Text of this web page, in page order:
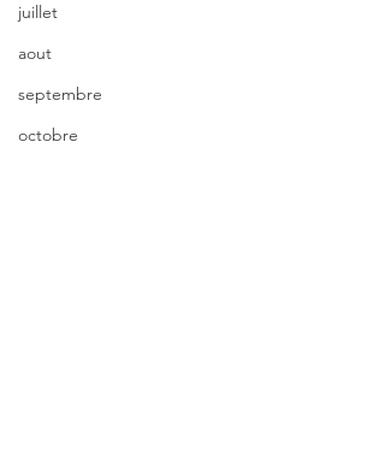
juillet
aout
septembre
octobre